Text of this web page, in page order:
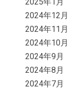
2024年12月
2024年11月
2024年10月
2024年9月
2024年8月
2024年7月